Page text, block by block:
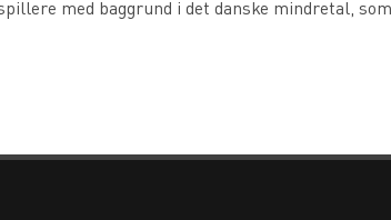
med baggrund i det danske mindretal,